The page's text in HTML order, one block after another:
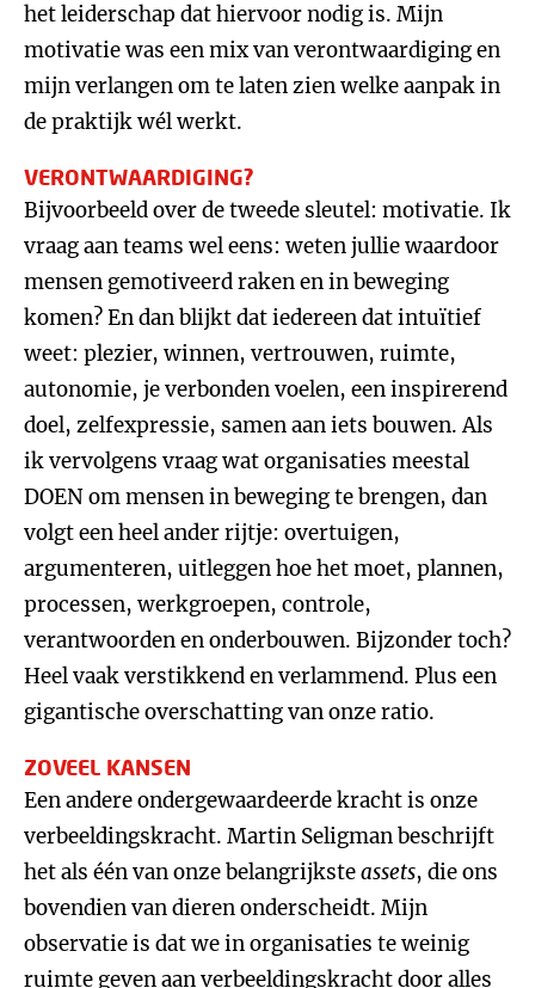
het leiderschap dat hiervoor nodig is. Mijn
motivatie was een mix van verontwaardiging en
mijn verlangen om te laten zien welke aanpak in
de praktijk wél werkt.
VERONTWAARDIGING?
Bijvoorbeeld over de tweede sleutel: motivatie. Ik
vraag aan teams wel eens: weten jullie waardoor
mensen gemotiveerd raken en in beweging
komen? En dan blijkt dat iedereen dat intuïtief
weet: plezier, winnen, vertrouwen, ruimte,
autonomie, je verbonden voelen, een inspirerend
doel, zelfexpressie, samen aan iets bouwen. Als
ik vervolgens vraag wat organisaties meestal
DOEN om mensen in beweging te brengen, dan
volgt een heel ander rijtje: overtuigen,
argumenteren, uitleggen hoe het moet, plannen,
processen, werkgroepen, controle,
verantwoorden en onderbouwen. Bijzonder toch?
Heel vaak verstikkend en verlammend. Plus een
gigantische overschatting van onze ratio.
ZOVEEL KANSEN
Een andere ondergewaardeerde kracht is onze
verbeeldingskracht. Martin Seligman beschrijft
het als één van onze belangrijksteassets, die ons
bovendien van dieren onderscheidt. Mijn
observatie is dat we in organisaties te weinig
ruimte geven aan verbeeldingskracht door alles